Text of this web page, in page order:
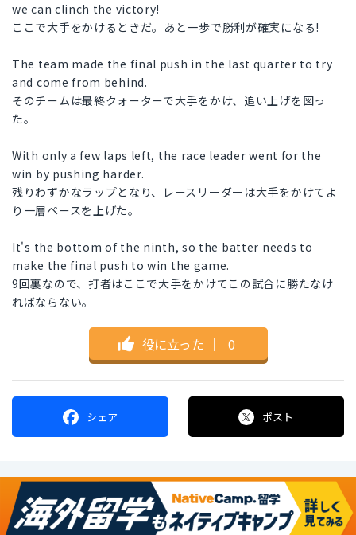
we can clinch the victory!
ここで大手をかけるときだ。あと一歩で勝利が確実になる!
The team made the final push in the last quarter to try
and come from behind.
そのチームは最終クォーターで大手をかけ、追い上げを図っ
た。
With only a few laps left, the race leader went for the
win by pushing harder.
残りわずかなラップとなり、レースリーダーは大手をかけてよ
り一層ペースを上げた。
It's the bottom of the ninth, so the batter needs to
make the final push to win the game.
9回裏なので、打者はここで大手をかけてこの試合に勝たなけ
ればならない。
役に立った ｜ 0
シェア ポスト